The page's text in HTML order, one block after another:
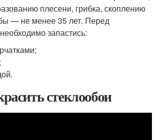
плесени, грибка, скоплению
— не менее 35 лет. Перед
запастись:
стеклообои